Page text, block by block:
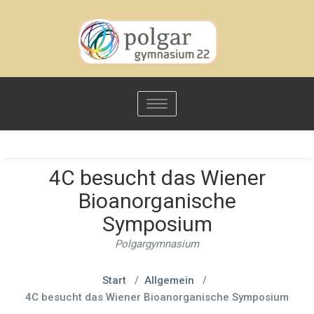
Toggle
navigation
4C besucht das Wiener
Bioanorganische
Symposium
Polgargymnasium
Start/ Allgemein /
4C besucht das Wiener Bioanorganische Symposium